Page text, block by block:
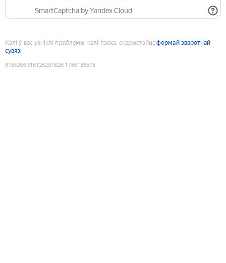
SmartCaptcha by Yandex Cloud
Калі ў вас узніклі праблемы, калі ласка, скарыстайцеформай зваротнай
сувязі
9185266316125297828:1786138575